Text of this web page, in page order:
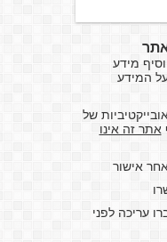
מידע
המידע
של
אתר זה אינו
אישור
עריכה לפני